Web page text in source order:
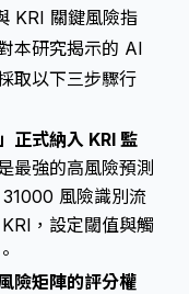
KRI 關鍵風險指
本研究揭示的 AI
取以下三步驟行
正式納入 KRI 監
最強的高風險預測
風險識別流
，設定閾值與觸
險矩陣的評分權